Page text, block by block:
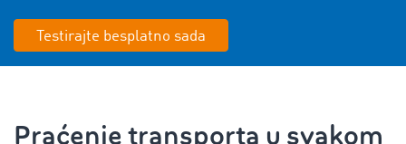
Testirajte besplatno sada
Praćenje transporta u svakom